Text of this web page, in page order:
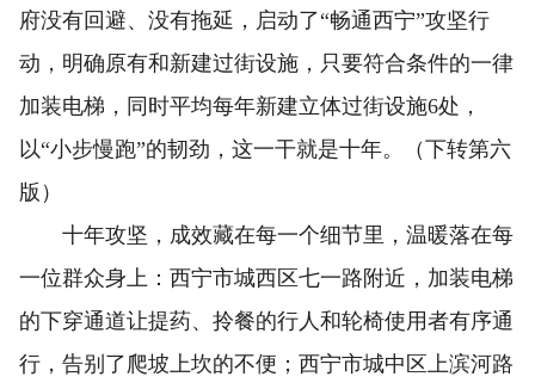
府没有回避、没有拖延，启动了“畅通西宁”攻坚行
动，明确原有和新建过街设施，只要符合条件的一律
加装电梯，同时平均每年新建立体过街设施6处，
以“小步慢跑”的韧劲，这一干就是十年。（下转第六
版）
十年攻坚，成效藏在每一个细节里，温暖落在每
一位群众身上：西宁市城西区七一路附近，加装电梯
的下穿通道让提药、拎餐的行人和轮椅使用者有序通
行，告别了爬坡上坎的不便；西宁市城中区上滨河路